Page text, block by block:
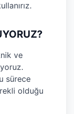
ve
sürece
olduğu